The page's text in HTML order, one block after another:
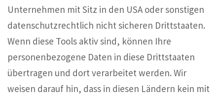
Unternehmen mit Sitz in den USA oder sonstigen
datenschutzrechtlich nicht sicheren Drittstaaten.
Wenn diese Tools aktiv sind, können Ihre
personenbezogene Daten in diese Drittstaaten
übertragen und dort verarbeitet werden. Wir
weisen darauf hin, dass in diesen Ländern kein mit